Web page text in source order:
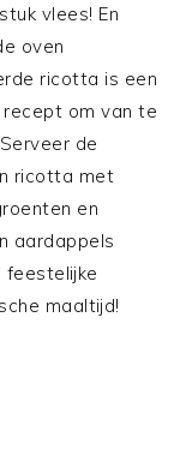
vlees! En
oven
ricotta is een
om van te
de
ricotta met
en
aardappels
feestelijke
maaltijd!